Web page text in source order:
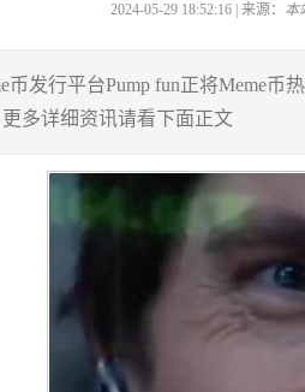
2024-05-29 18:52:16 | 来源： 本
币发行平台Pump fun正将Meme币
多详细资讯请看下面正文